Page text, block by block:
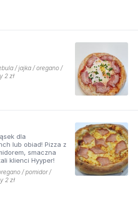
/ jajka / oregano /
2 zł
dla
obiad! Pizza z
smaczna
klienci Hyyper!
/ pomidor /
2 zł